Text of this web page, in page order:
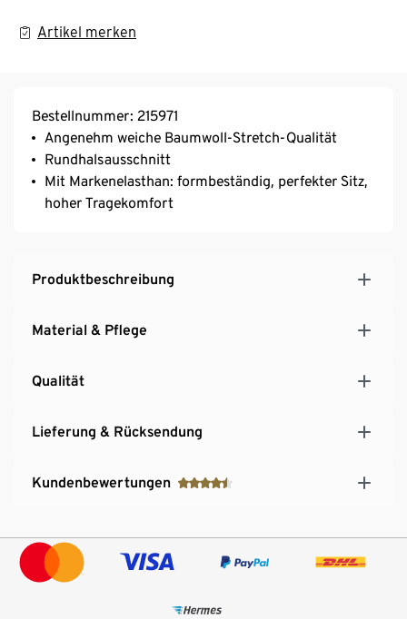
Artikel merken
Bestellnummer: 215971
Angenehm weiche Baumwoll-Stretch-Qualität
Rundhalsausschnitt
Mit Markenelasthan: formbeständig, perfekter Sitz,
hoher Tragekomfort
Produktbeschreibung
Material & Pflege
Qualität
Lieferung & Rücksendung
Kundenbewertungen